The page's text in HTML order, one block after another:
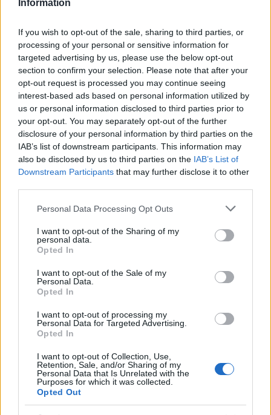
Information
If you wish to opt-out of the sale, sharing to third parties, or
processing of your personal or sensitive information for
targeted advertising by us, please use the below opt-out
section to confirm your selection. Please note that after your
opt-out request is processed you may continue seeing
interest-based ads based on personal information utilized by
us or personal information disclosed to third parties prior to
your opt-out. You may separately opt-out of the further
disclosure of your personal information by third parties on the
IAB’s list of downstream participants. This information may
also be disclosed by us to third parties on the IAB’s List of
Downstream Participants that may further disclose it to other
Please note that this website/app uses one or more Google
not limited to your visit or usage behaviour. You may click to
grant or deny consent to Google and its third-party tags to
use your data for below specified purposes in below Google
consent section.
Personal Data Processing Opt Outs
I want to opt-out of the Sharing of my
personal data.
Opted In
I want to opt-out of the Sale of my
Personal Data.
Opted In
I want to opt-out of processing my
Personal Data for Targeted Advertising.
Opted In
I want to opt-out of Collection, Use,
Retention, Sale, and/or Sharing of my
Personal Data that Is Unrelated with the
Purposes for which it was collected.
Opted Out
Sigue leyendo
CONSEJOS DE COCINA
Medidas, iluminación y almacenamiento para una isla
Lucía Fernández · 3 Ago 2026